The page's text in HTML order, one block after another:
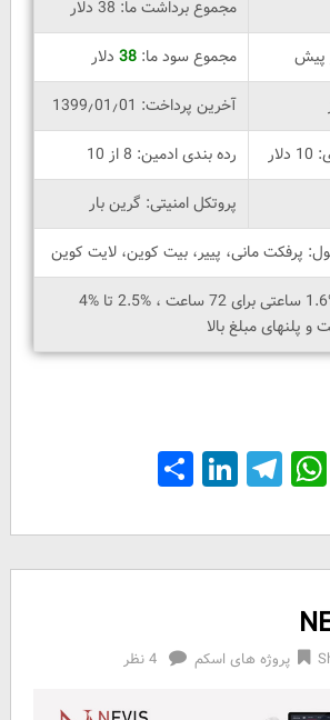
مجموع برداشت ما: 38 دلار
مجموع سود ما: 38دلار
آخرین پرداخت: 1399٫01٫01
رده بندی ادمین: 8 از 10
پروتکل امنیتی: گرین بار
پرفکت مانی، پییر، بیت کوین، لایت کوین
پلن ها: %1.45 تا %1.6 ساعتی برای 72 ساعت ، %2.5 تا %4
WhatsApp
Telegram
LinkedIn
Share
پروژه های اسکم 4 نظر